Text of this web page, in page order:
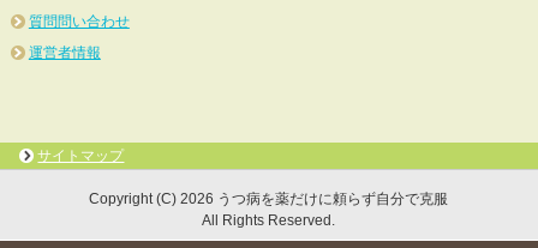
質問問い合わせ
運営者情報
サイトマップ
Copyright (C) 2026 うつ病を薬だけに頼らず自分で克服
All Rights Reserved.